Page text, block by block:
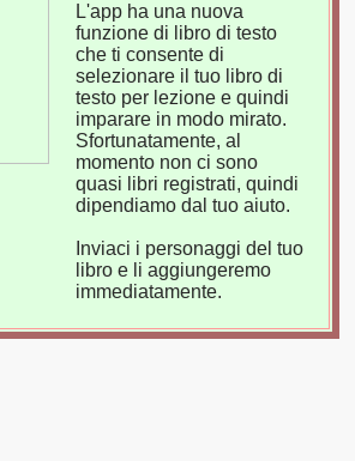
L'app ha una nuova
funzione di libro di testo
che ti consente di
selezionare il tuo libro di
testo per lezione e quindi
imparare in modo mirato.
Sfortunatamente, al
momento non ci sono
quasi libri registrati, quindi
dipendiamo dal tuo aiuto.
Inviaci i personaggi del tuo
libro e li aggiungeremo
immediatamente.